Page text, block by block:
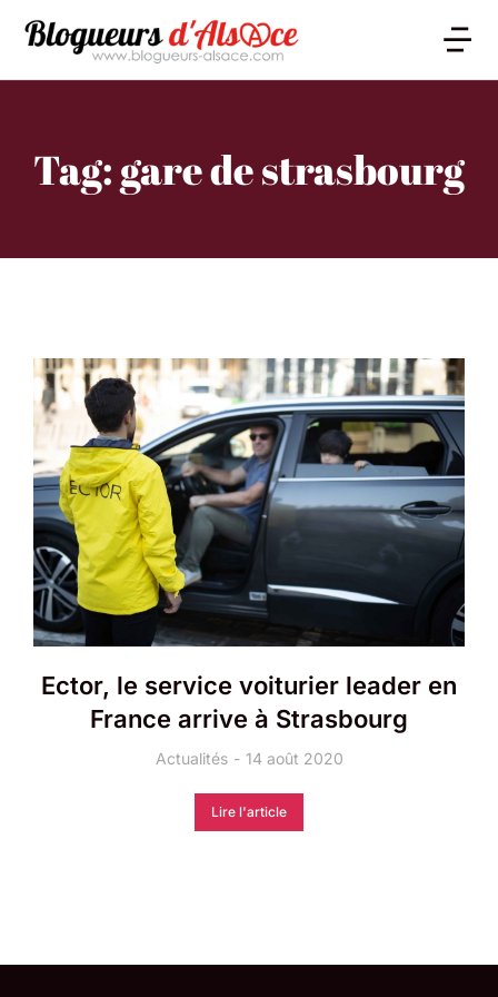
Tag: gare de strasbourg
Ector, le service voiturier leader en
France arrive à Strasbourg
Actualités 14 août 2020
Lire l'article